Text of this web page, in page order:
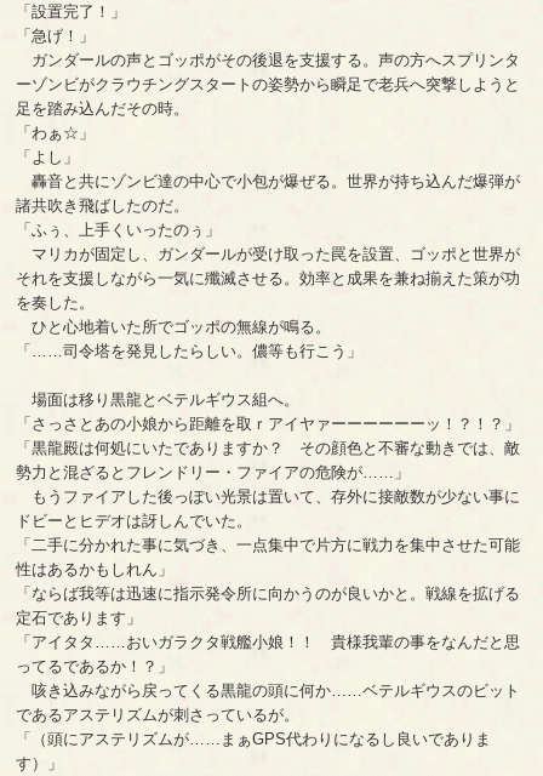
「設置完了！」
「急げ！」
ガンダールの声とゴッポがその後退を支援する。声の方へスプリンタ
ーゾンビがクラウチングスタートの姿勢から瞬足で老兵へ突撃しようと
足を踏み込んだその時。
「わぁ☆」
「よし」
轟音と共にゾンビ達の中心で小包が爆ぜる。世界が持ち込んだ爆弾が
諸共吹き飛ばしたのだ。
「ふぅ、上手くいったのぅ」
マリカが固定し、ガンダールが受け取った罠を設置、ゴッポと世界が
それを支援しながら一気に殲滅させる。効率と成果を兼ね揃えた策が功
を奏した。
ひと心地着いた所でゴッポの無線が鳴る。
「……司令塔を発見したらしい。儂等も行こう」
場面は移り黒龍とベテルギウス組へ。
「さっさとあの小娘から距離を取ｒアイヤァーーーーーーッ！？！？」
「黒龍殿は何処にいたでありますか？ その顔色と不審な動きでは、敵
勢力と混ざるとフレンドリー・ファイアの危険が……」
もうファイアした後っぽい光景は置いて、存外に接敵数が少ない事に
ドビーとヒデオは訝しんでいた。
「二手に分かれた事に気づき、一点集中で片方に戦力を集中させた可能
性はあるかもしれん」
「ならば我等は迅速に指示発令所に向かうのが良いかと。戦線を拡げる
定石であります」
「アイタタ……おいガラクタ戦艦小娘！！ 貴様我輩の事をなんだと思
ってるであるか！？」
咳き込みながら戻ってくる黒龍の頭に何か……ベテルギウスのビット
であるアステリズムが刺さっているが。
「（頭にアステリズムが……まぁGPS代わりになるし良いでありま
す）」